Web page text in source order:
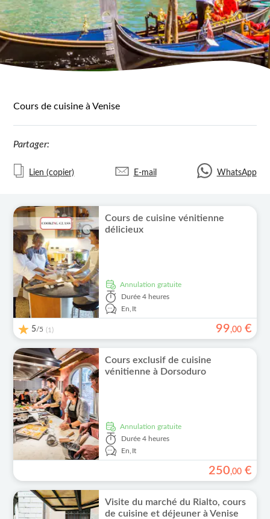
Cours de cuisine à Venise
Partager:
Lien (copier) E-mail WhatsApp
Cours de cuisine vénitienne
délicieux
Annulation gratuite
Durée 4 heures
En,It
5/5 (1) 99,00 €
Cours exclusif de cuisine
vénitienne à Dorsoduro
Annulation gratuite
Durée 4 heures
En,It
250,00 €
Visite du marché du Rialto, cours
de cuisine et déjeuner à Venise